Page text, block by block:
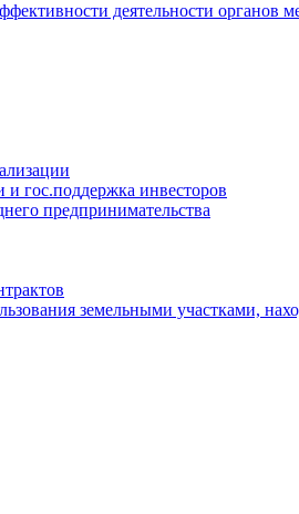
деятельности органов
гос.поддержка инвесторов
предпринимательства
земельными участками,